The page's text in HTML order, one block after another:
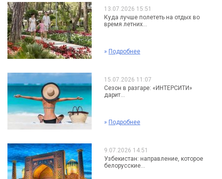
13.07.2026 15:51
Куда лучше полететь на отдых во
время летних...
» Подробнее
15.07.2026 11:07
Сезон в разгаре: «ИНТЕРСИТИ»
дарит...
» Подробнее
9.07.2026 14:51
Узбекистан: направление, которое
белорусские...